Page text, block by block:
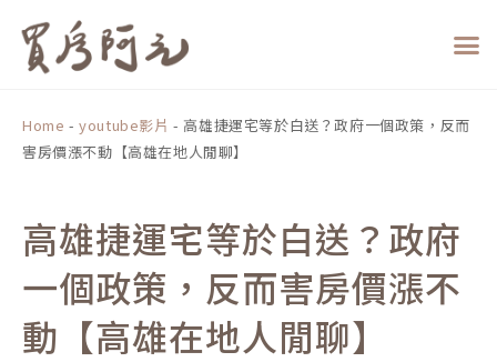
Home -youtube影片 - 高雄捷運宅等於白送？政府一個政策，反而
害房價漲不動【高雄在地人閒聊】
高雄捷運宅等於白送？政府
一個政策，反而害房價漲不
動【高雄在地人閒聊】